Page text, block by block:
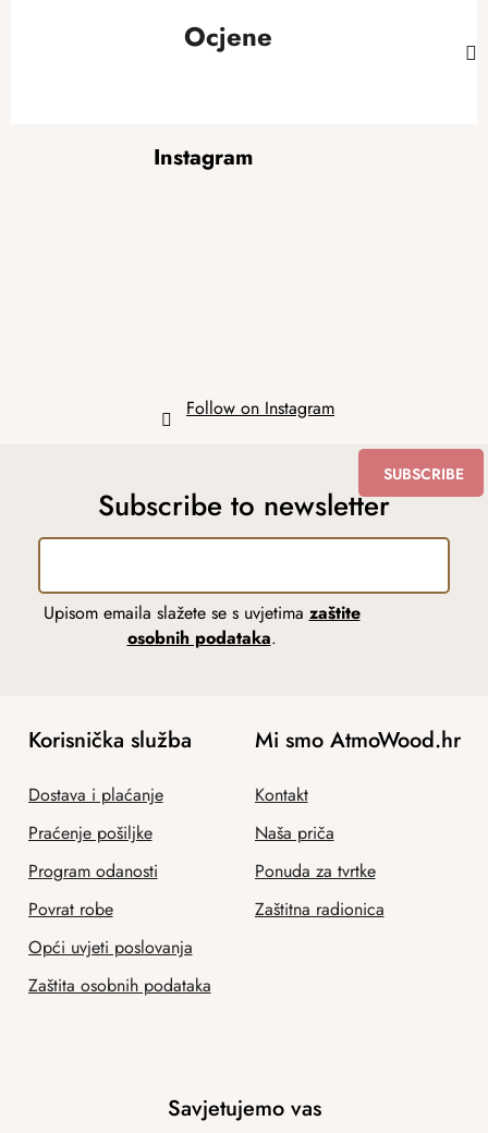
Ocjene
Instagram
Follow on Instagram
Subscribe to newsletter
Upisom emaila slažete se s uvjetima zaštite
osobnih podataka.
SUBSCRIBE
Korisnička služba
Dostava i plaćanje
Praćenje pošiljke
Program odanosti
Povrat robe
Opći uvjeti poslovanja
Zaštita osobnih podataka
Mi smo AtmoWood.hr
Kontakt
Naša priča
Ponuda za tvrtke
Zaštitna radionica
Savjetujemo vas